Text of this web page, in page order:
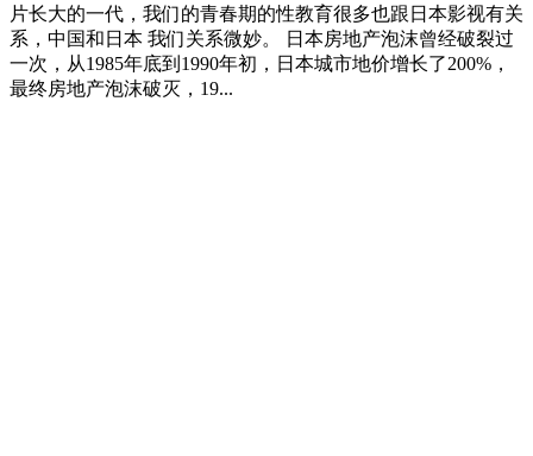
片长大的一代，我们的青春期的性教育很多也跟日本影视有关
系，中国和日本 我们关系微妙。 日本房地产泡沫曾经破裂过
一次，从1985年底到1990年初，日本城市地价增长了200%，
最终房地产泡沫破灭，19...